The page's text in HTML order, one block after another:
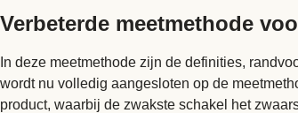
Verbeterde meetmethode
In deze meetmethode zijn de definities,
wordt nu volledig aangesloten op de
product, waarbij de zwakste schakel het